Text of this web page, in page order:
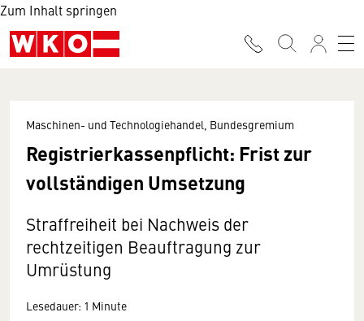
Zum Inhalt springen
Maschinen- und Technologiehandel, Bundesgremium
Registrierkassenpflicht: Frist zur
vollständigen Umsetzung
Straffreiheit bei Nachweis der
rechtzeitigen Beauftragung zur
Umrüstung
Lesedauer: 1 Minute